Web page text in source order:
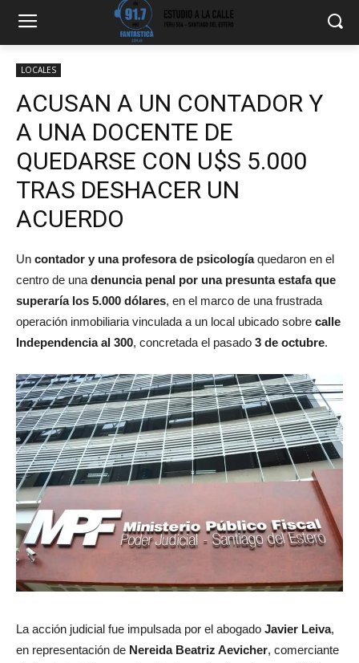
LOCALES
ACUSAN A UN CONTADOR Y
A UNA DOCENTE DE
QUEDARSE CON U$S 5.000
TRAS DESHACER UN
ACUERDO
Un contador y una profesora de psicologíaquedaron en el
centro de una denuncia penal por una presunta estafa que
superaría los 5.000 dólares, en el marco de una frustrada
operación inmobiliaria vinculada a un local ubicado sobre calle
Independencia al 300, concretada el pasado 3 de octubre.
La acción judicial fue impulsada por el abogado Javier Leiva,
en representación de Nereida Beatriz Aevicher, comerciante